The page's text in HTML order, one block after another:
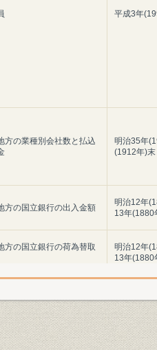
平成3年
方の業種別会社数と払込
明治35年
(1912年)末
方の国立銀行の出入金額
明治12年
13年(1880
方の国立銀行の荷為替取
明治12年
13年(1880
銀行の営業初年度の主要
明治11年
(1879年)